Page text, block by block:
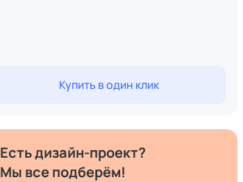
Купить в один клик
Есть дизайн-проект?
Мы все подберём!